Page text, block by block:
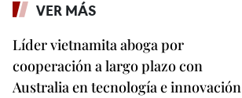
VER MÁS
Líder vietnamita aboga por
cooperación a largo plazo con
Australia en tecnología e innovación